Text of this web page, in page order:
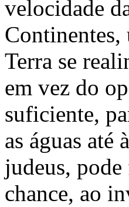
velocidade
Continentes,
Terra se
em vez do
suficiente,
as águas até
judeus,
chance, ao